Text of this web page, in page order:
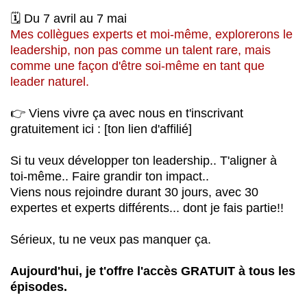
🗓 Du 7 avril au 7 mai
Mes collègues experts et moi-même, explorerons le
leadership, non pas comme un talent rare, mais
comme une façon d'être soi-même en tant que
leader naturel.
👉 Viens vivre ça avec nous en t'inscrivant
gratuitement ici : [ton lien d'affilié]
Si tu veux développer ton leadership.. T'aligner à
toi-même.. Faire grandir ton impact..
Viens nous rejoindre durant 30 jours, avec 30
expertes et experts différents... dont je fais partie!!
Sérieux, tu ne veux pas manquer ça.
Aujourd'hui, je t'offre l'accès GRATUIT à tous les
épisodes.